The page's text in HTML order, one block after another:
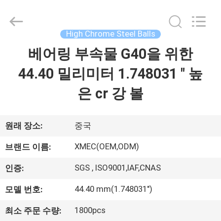
우
리
에
engineering
Reserved.
High Chrome Steel Balls
베어링 부속물 G40을 위한
44.40 밀리미터 1.748031 " 높
은 cr 강 볼
원래 장소: 중국
브랜드 이름: XMEC(OEM,ODM)
인증: SGS , ISO9001,IAF,CNAS
모델 번호: 44.40 mm(1.748031")
최소 주문 수량: 1800pcs